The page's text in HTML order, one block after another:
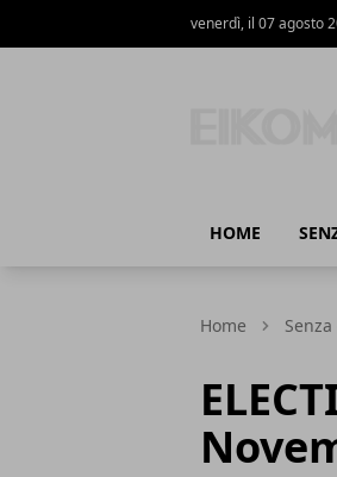
venerdì, il 07 agosto
HOME
Home